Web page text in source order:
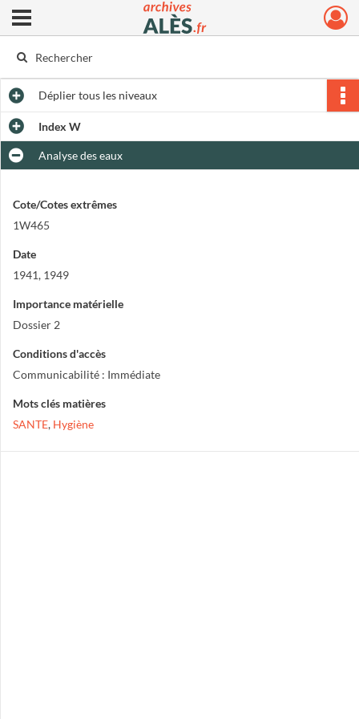
Archives municipales d'Alès
Ouvrir le menu déroulant
Dépliertous les niveaux
Index W
Analyse des eaux
Cote/Cotes extrêmes
1W465
Date
1941, 1949
Importance matérielle
Dossier 2
Conditions d'accès
Communicabilité : Immédiate
Mots clés matières
SANTE, Hygiène